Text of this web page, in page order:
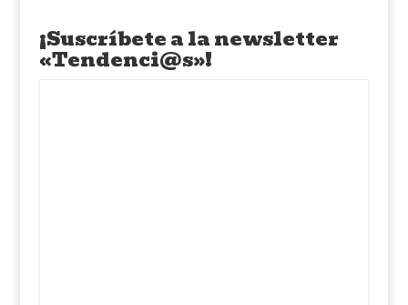
¡Suscríbete a la newsletter
«Tendenci@s»!